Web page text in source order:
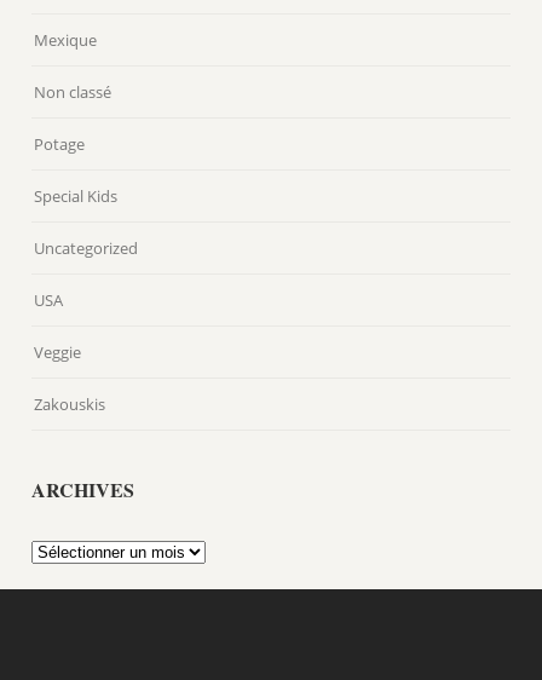
Mexique
Non classé
Potage
Special Kids
Uncategorized
USA
Veggie
Zakouskis
ARCHIVES
Archives